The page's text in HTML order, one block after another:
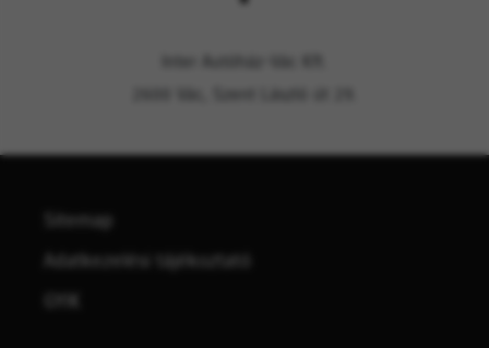
Sitemap
Adatkezelési tájékoztató
GYIK